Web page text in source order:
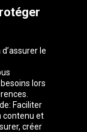
le
lors
Faciliter
contenu et
créer